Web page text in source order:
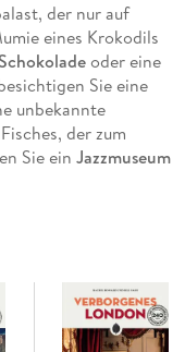
der nur auf
eines Krokodils
oder eine
Sie eine
unbekannte
der zum
Sie ein Jazzmuseum
hinter dem
Glieds am
Billardmuseumoder
mit Blüten aus